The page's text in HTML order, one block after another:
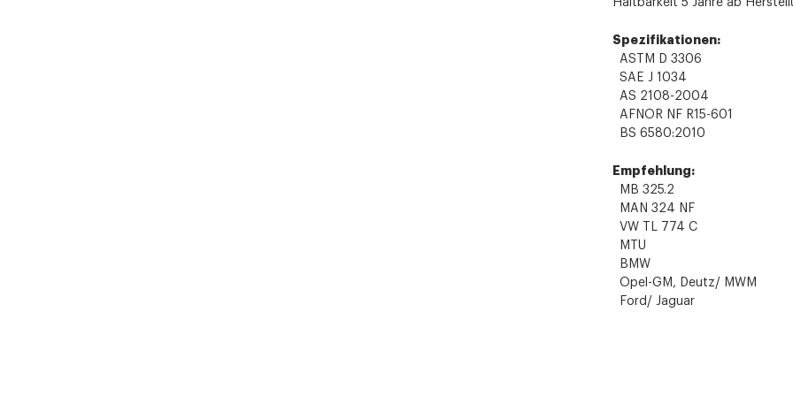
Haltbarkeit 5 Jahre ab
Spezifikationen:
ASTM D 3306
SAE J 1034
AS 2108-2004
AFNOR NF R15-601
BS 6580:2010
Empfehlung:
MB 325.2
MAN 324 NF
VW TL 774 C
MTU
BMW
Opel-GM, Deutz/ MWM
Ford/ Jaguar